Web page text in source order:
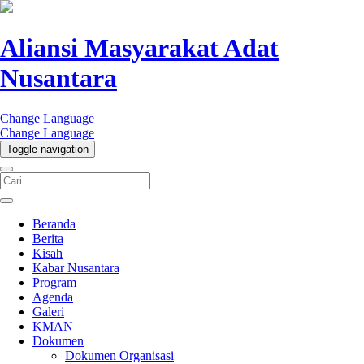
Aliansi Masyarakat Adat
Nusantara
Change Language
Change Language
Toggle navigation
Beranda
Berita
Kisah
Kabar Nusantara
Program
Agenda
Galeri
KMAN
Dokumen
Dokumen Organisasi